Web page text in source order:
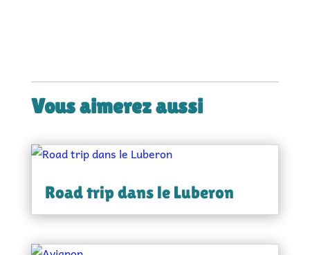
Vous aimerez aussi
Road trip dans le Luberon